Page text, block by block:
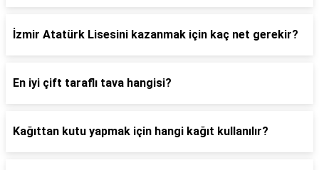
İzmir Atatürk Lisesini kazanmak için kaç net gerekir?
En iyi çift taraflı tava hangisi?
Kağıttan kutu yapmak için hangi kağıt kullanılır?